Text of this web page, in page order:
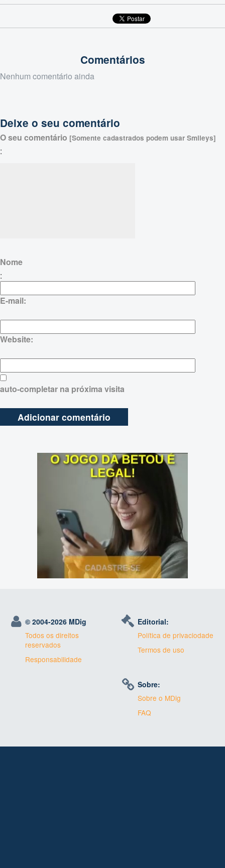
Comentários
Nenhum comentário ainda
Deixe o seu comentário
O seu comentário [Somente cadastrados podem usar Smileys]
:
Nome
:
E-mail:
Website:
auto-completar na próxima visita
© 2004-2026 MDig
Todos os direitos
reservados
Responsabilidade
Editorial:
Política de privaciodade
Termos de uso
Sobre:
Sobre o MDig
FAQ